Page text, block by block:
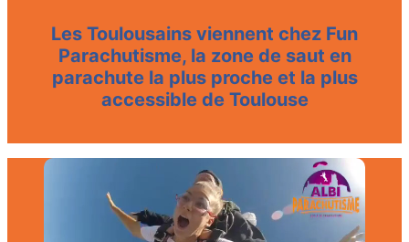
Les Toulousains viennent chez Fun
Parachutisme, la zone de saut en
parachute la plus proche et la plus
accessible de Toulouse